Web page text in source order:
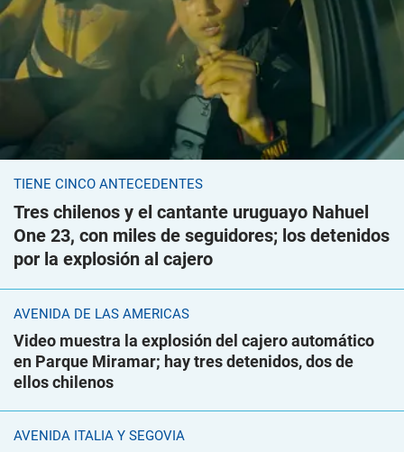
TIENE CINCO ANTECEDENTES
Tres chilenos y el cantante uruguayo Nahuel
One 23, con miles de seguidores; los detenidos
por la explosión al cajero
AVENIDA DE LAS AMÉRICAS
Video muestra la explosión del cajero automático
en Parque Miramar; hay tres detenidos, dos de
ellos chilenos
AVENIDA ITALIA Y SEGOVIA